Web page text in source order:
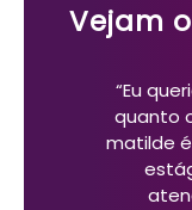
Vejam
“Eu
quanto
matilde